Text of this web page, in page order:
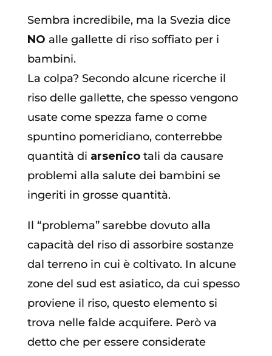
Sembra incredibile, ma la Svezia dice
NO alle gallette di riso soffiato per i
bambini.
La colpa? Secondo alcune ricerche il
riso delle gallette, che spesso vengono
usate come spezza fame o come
spuntino pomeridiano, conterrebbe
quantità di arsenicotali da causare
problemi alla salute dei bambini se
ingeriti in grosse quantità.
Il “problema” sarebbe dovuto alla
capacità del riso di assorbire sostanze
dal terreno in cui è coltivato. In alcune
zone del sud est asiatico, da cui spesso
proviene il riso, questo elemento si
trova nelle falde acquifere. Però va
detto che per essere considerate